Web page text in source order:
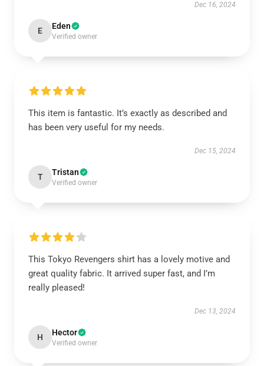
Dec 16, 2024
E Eden
Verified owner
This item is fantastic. It’s exactly as described and
has been very useful for my needs.
Dec 15, 2024
T Tristan
Verified owner
This Tokyo Revengers shirt has a lovely motive and
great quality fabric. It arrived super fast, and I’m
really pleased!
Dec 13, 2024
H Hector
Verified owner